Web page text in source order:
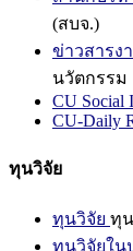
(สบจ.)
ข่าวสารง
นวัตกรรม
CU Social
CU-Daily
ทุนวิจัย
ทุนวิจัย ทุ
ทุนวิจัยใน